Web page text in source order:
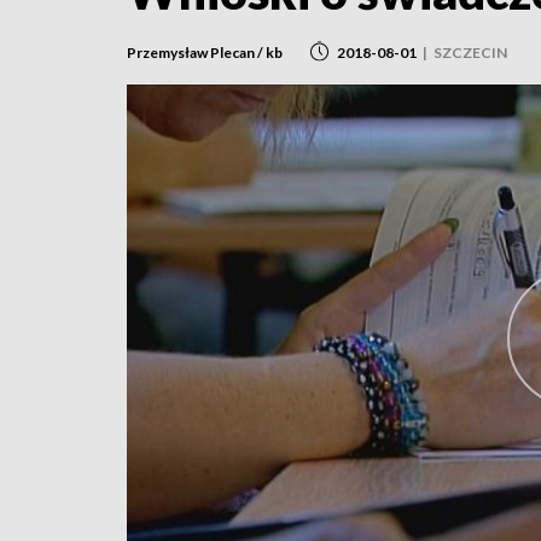
Przemysław Plecan / kb 2018-08-01 | SZCZECIN